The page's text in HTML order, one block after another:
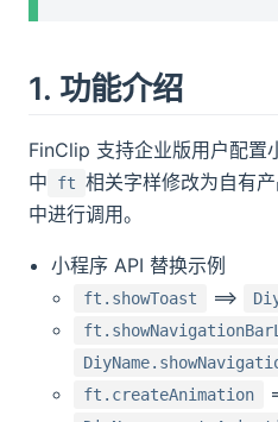
1. 功能介绍
FinClip 支持企业版用户配置
中
ft 相关字样修改为自有
中进行调用。
小程序 API 替换示例
ft.showToast ==>
ft.createAnimation
资源下载👈 获取小程序
文档中心👈 查询
答疑
商务咨询热线
预约 FinClip 产品介绍，
化部署事宜
0755-86967467